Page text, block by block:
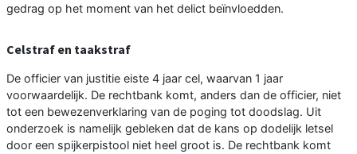
gedrag op het moment van het delict beïnvloedden.
Celstraf en taakstraf
De officier van justitie eiste 4 jaar cel, waarvan 1 jaar
voorwaardelijk. De rechtbank komt, anders dan de officier, niet
tot een bewezenverklaring van de poging tot doodslag. Uit
onderzoek is namelijk gebleken dat de kans op dodelijk letsel
door een spijkerpistool niet heel groot is. De rechtbank komt